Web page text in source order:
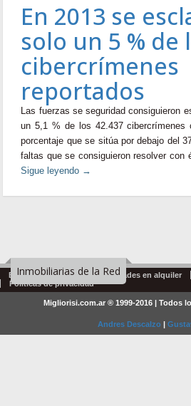
En 2013 se
solo un 5 % de
cibercrímenes
reportados
Las fuerzas se seguridad consiguieron
un 5,1 % de los 42.437 cibercrímenes
porcentaje que se sitúa por debajo del
faltas que se consiguieron resolver con
Sigue leyendo →
Inmobiliarias de la Red
Emprendimientos Propiedades en alquiler
Politicas de privacidad
Migliorisi.com.ar ® 1999-2016 | Todos
Andres Descalzo |